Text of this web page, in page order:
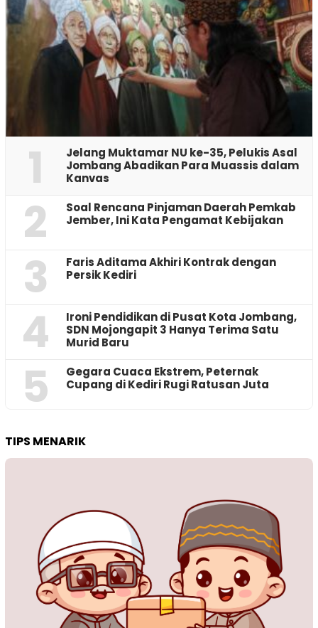
1
Jelang Muktamar NU ke-35, Pelukis Asal
Jombang Abadikan Para Muassis dalam
Kanvas
2
‎Soal Rencana Pinjaman Daerah Pemkab
Jember, Ini Kata Pengamat Kebijakan ‎
3
Faris Aditama Akhiri Kontrak dengan
Persik Kediri
4
Ironi Pendidikan di Pusat Kota Jombang,
SDN Mojongapit 3 Hanya Terima Satu
Murid Baru
5
‎Gegara Cuaca Ekstrem, Peternak
Cupang di Kediri Rugi Ratusan Juta
TIPS MENARIK